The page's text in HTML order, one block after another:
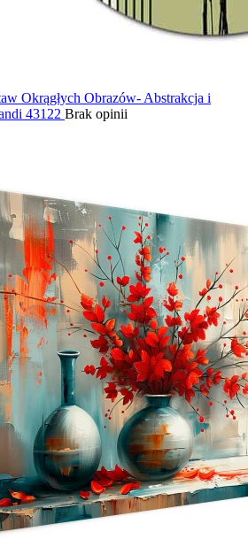
Okrągłych Obrazów- Abstrakcja i
43122 Brak opinii